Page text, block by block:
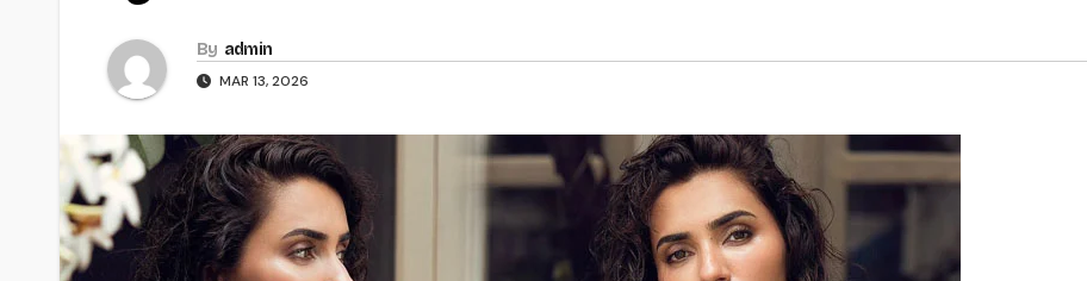
By admin
MAR 13, 2026